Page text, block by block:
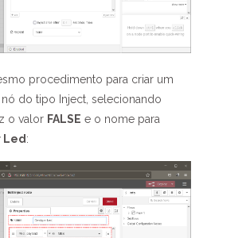
procedimento para criar um
do tipo Inject, selecionando
o valor FALSE e o nome para
Led :